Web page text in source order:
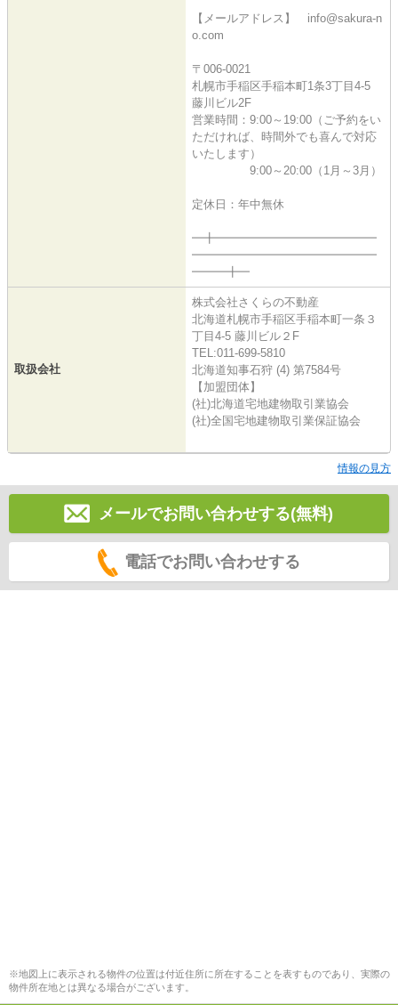
【メールアドレス】 info@sakura-n
o.com
〒006-0021
札幌市手稲区手稲本町1条3丁目4-5
藤川ビル2F
営業時間：9:00～19:00（ご予約をい
ただければ、時間外でも喜んで対応
いたします）
9:00～20:00（1月～3月）
定休日：年中無休
━╋━━━━━━━━━━━━━━
━━━━━━━━━━━━━━━━
━━━╋━
取扱会社
株式会社さくらの不動産
北海道札幌市手稲区手稲本町一条３
丁目4-5 藤川ビル２F
TEL:011-699-5810
北海道知事石狩 (4) 第7584号
【加盟団体】
(社)北海道宅地建物取引業協会
(社)全国宅地建物取引業保証協会
情報の見方
メールでお問い合わせする(無料)
電話でお問い合わせする
※地図上に表示される物件の位置は付近住所に所在することを表すものであり、実際の
物件所在地とは異なる場合がございます。